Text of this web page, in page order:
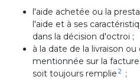
l'aide achetée ou la
l'aide et à ses
dans la décision d'octroi ;
à la date de la livraison
mentionnée sur la facture
soit toujours remplie 2 ;